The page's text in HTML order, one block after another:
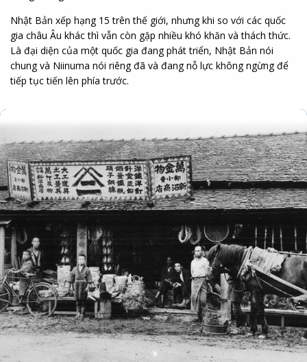
Nhật Bản xếp hạng 15 trên thế giới, nhưng khi so với các quốc
gia châu Âu khác thì vẫn còn gặp nhiều khó khăn và thách thức.
Là đại diện của một quốc gia đang phát triển, Nhật Bản nói
chung và Niinuma nói riêng đã và đang nỗ lực không ngừng để
tiếp tục tiến lên phía trước.